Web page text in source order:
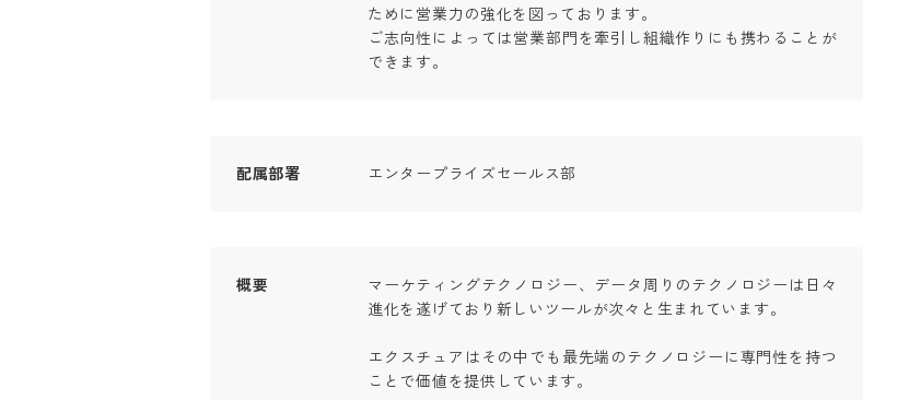
ために営業力の強化を図っております。
ご志向性によっては営業部門を牽引し組織作りにも携わることが
できます。
配属部署 エンタープライズセールス部
概要
マーケティングテクノロジー、データ周りのテクノロジーは日々
進化を遂げており新しいツールが次々と生まれています。
エクスチュアはその中でも最先端のテクノロジーに専門性を持つ
ことで価値を提供しています。